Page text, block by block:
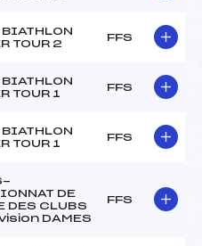
TOUR 2
FFS
TOUR 1
FFS
TOUR 1
FFS
DE
DES CLUBS
DAMES
FFS